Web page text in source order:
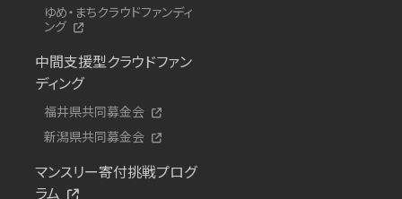
ゆめ・まちクラウドファンディ
ング
中間支援型クラウドファン
ディング
福井県共同募金会
新潟県共同募金会
マンスリー寄付挑戦プログ
ラム